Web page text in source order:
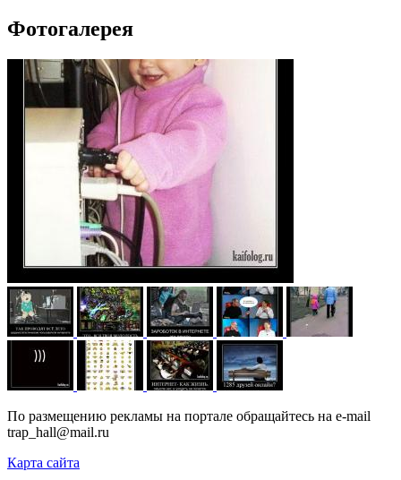
Фотогалерея
По размещению рекламы на портале обращайтесь на e-mail
trap_hall@mail.ru
Карта сайта